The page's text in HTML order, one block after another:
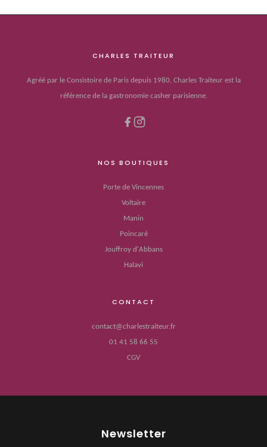
CHARLES TRAITEUR
Agréé par le Consistoire de Paris depuis 1980, Charles Traiteur est la
référence de la gastronomie casher parisienne.
NOS BOUTIQUES
Porte de Vincennes
Voltaire
Manin
Poincaré
Jouffroy d'Abbans
Halavi
CONTACT
contact@charlestraiteur.fr
01 41 58 66 55
CGV
Newsletter